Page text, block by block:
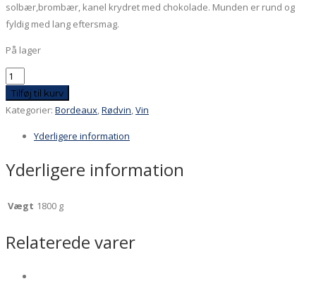
solbær,brombær, kanel krydret med chokolade. Munden er rund og
fyldig med lang eftersmag.
På lager
Escurac
2019
antal
Tilføj til kurv
Kategorier: Bordeaux Rødvin Vin
Yderligere information
Yderligere information
Vægt 1800 g
Relaterede varer